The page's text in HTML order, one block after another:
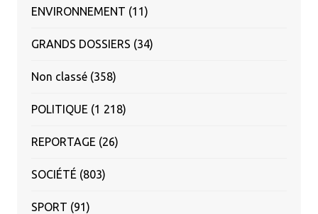
ENVIRONNEMENT (11)
GRANDS DOSSIERS (34)
Non classé(358)
POLITIQUE (1 218)
REPORTAGE (26)
SOCIÉTÉ (803)
SPORT (91)